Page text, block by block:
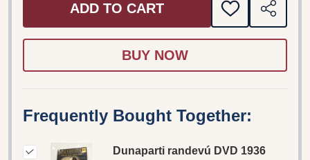
ADD TO CART
ADD
TO
SHARE
Frequently Bought Together:
Dunaparti randevú DVD 1936